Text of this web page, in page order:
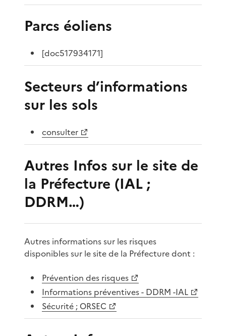
Parcs éoliens
[doc517934171]
Secteurs d’informations
sur les sols
consulter
Autres Infos sur le site de
la Préfecture (IAL ;
DDRM…)
Autres informations sur les risques
disponibles sur le site de la Préfecture dont :
Prévention des risques
Informations préventives - DDRM -IAL
Sécurité ; ORSEC